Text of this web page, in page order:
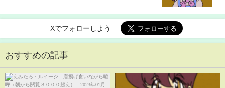
Xでフォローしよう
おすすめの記事